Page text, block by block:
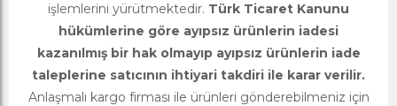
işlemlerini yürütmektedir. Türk Ticaret Kanunu
hükümlerine göre ayıpsız ürünlerin iadesi
kazanılmış bir hak olmayıp ayıpsız ürünlerin iade
taleplerine satıcının ihtiyari takdiri ile karar verilir.
Anlaşmalı kargo firması ile ürünleri gönderebilmeniz için